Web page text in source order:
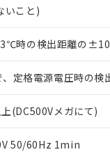
いこと)
時の検出距離の
定格電源電圧時の
(DC500Vメガにて)
50/60Hz 1min
標準価格結果を当社
（部品リスト作成サ
ります。
・サービスに関する
用者とは、"個人情報
ます。
況などにより、予定
ウンロード
ダウンロードするこ
質）の非含有証明書
書（当社基準）
物質）のすべてが基
状況下において有害
当社販売部門へお問
合意する
(最新の在庫状況につ
・当社販売員にご確
種、また在庫状況の